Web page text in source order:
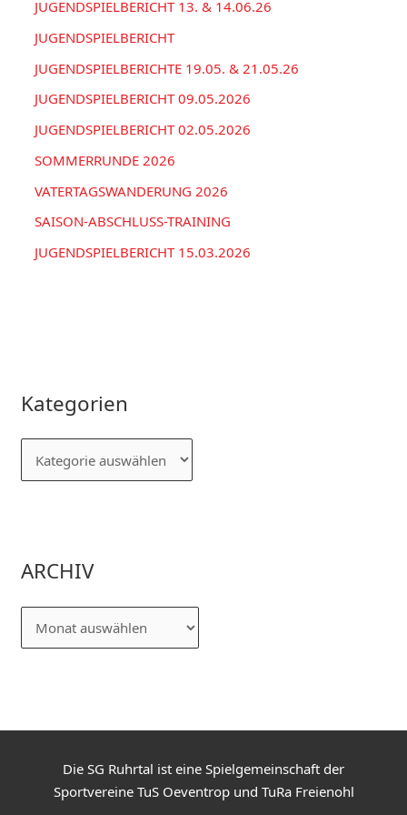
JUGENDSPIELBERICHT 13. & 14.06.26
JUGENDSPIELBERICHT
JUGENDSPIELBERICHTE 19.05. & 21.05.26
JUGENDSPIELBERICHT 09.05.2026
JUGENDSPIELBERICHT 02.05.2026
SOMMERRUNDE 2026
VATERTAGSWANDERUNG 2026
SAISON-ABSCHLUSS-TRAINING
JUGENDSPIELBERICHT 15.03.2026
Kategorien
ARCHIV
Die SG Ruhrtal ist eine Spielgemeinschaft der
Sportvereine TuS Oeventrop und TuRa Freienohl